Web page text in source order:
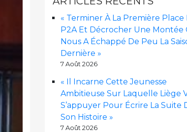
« Terminer À La Première Place
P2A Et Décrocher Une Montée
Nous A Échappé De Peu La
Dernière »
7 Août 2026
« Il Incarne Cette Jeunesse
Ambitieuse Sur Laquelle Liège
S’appuyer Pour Écrire La Suite
Son Histoire »
7 Août 2026